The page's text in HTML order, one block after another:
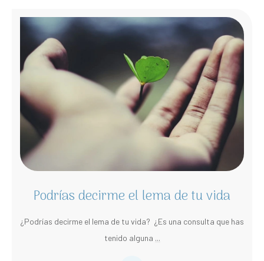
Podrías decirme el lema de tu vida
¿Podrías decirme el lema de tu vida? ¿Es una consulta que has
tenido alguna ...